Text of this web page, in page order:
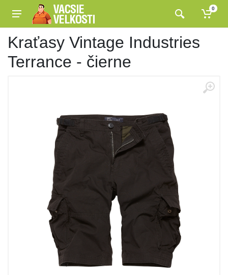
0
Kraťasy Vintage Industries
Terrance - čierne